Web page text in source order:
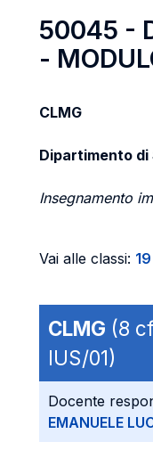
50045 -
-
CLMG
Dipartimento di
Insegnamento
Vai alle classi: 19
CLMG (8
IUS/01)
Docente
EMANUELE